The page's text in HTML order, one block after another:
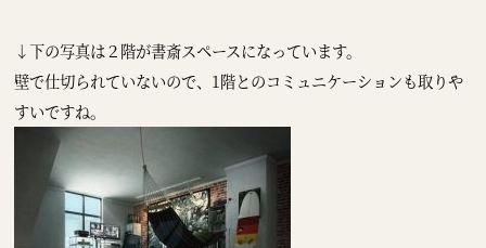
↓下の写真は２階が書斎スペースになっています。
壁で仕切られていないので、1階とのコミュニケーションも取りや
すいですね。